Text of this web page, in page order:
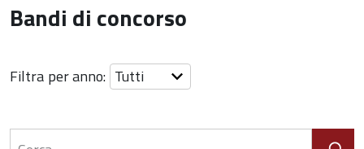
Bandi di concorso
Filtra per anno: